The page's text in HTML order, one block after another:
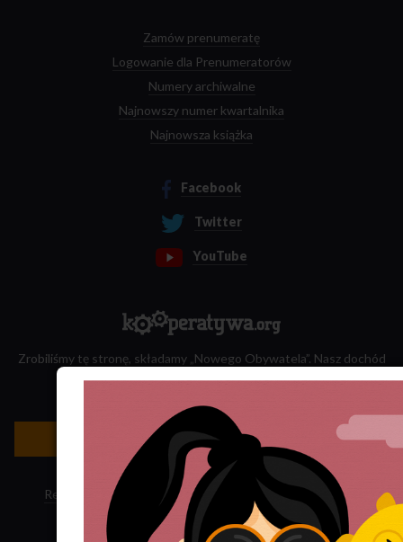
Zamów prenumeratę
Logowanie dla Prenumeratorów
Numery archiwalne
Najnowszy numer kwartalnika
Najnowsza książka
Facebook
Twitter
YouTube
Zrobiliśmy tę stronę, składamy „Nowego Obywatela”. Nasz dochód
Newsletter »
Regulamin sklepu Polityka ciasteczek · Subskrypcja RSS